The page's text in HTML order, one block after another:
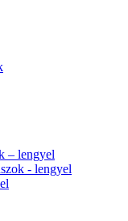
– lengyel
- lengyel